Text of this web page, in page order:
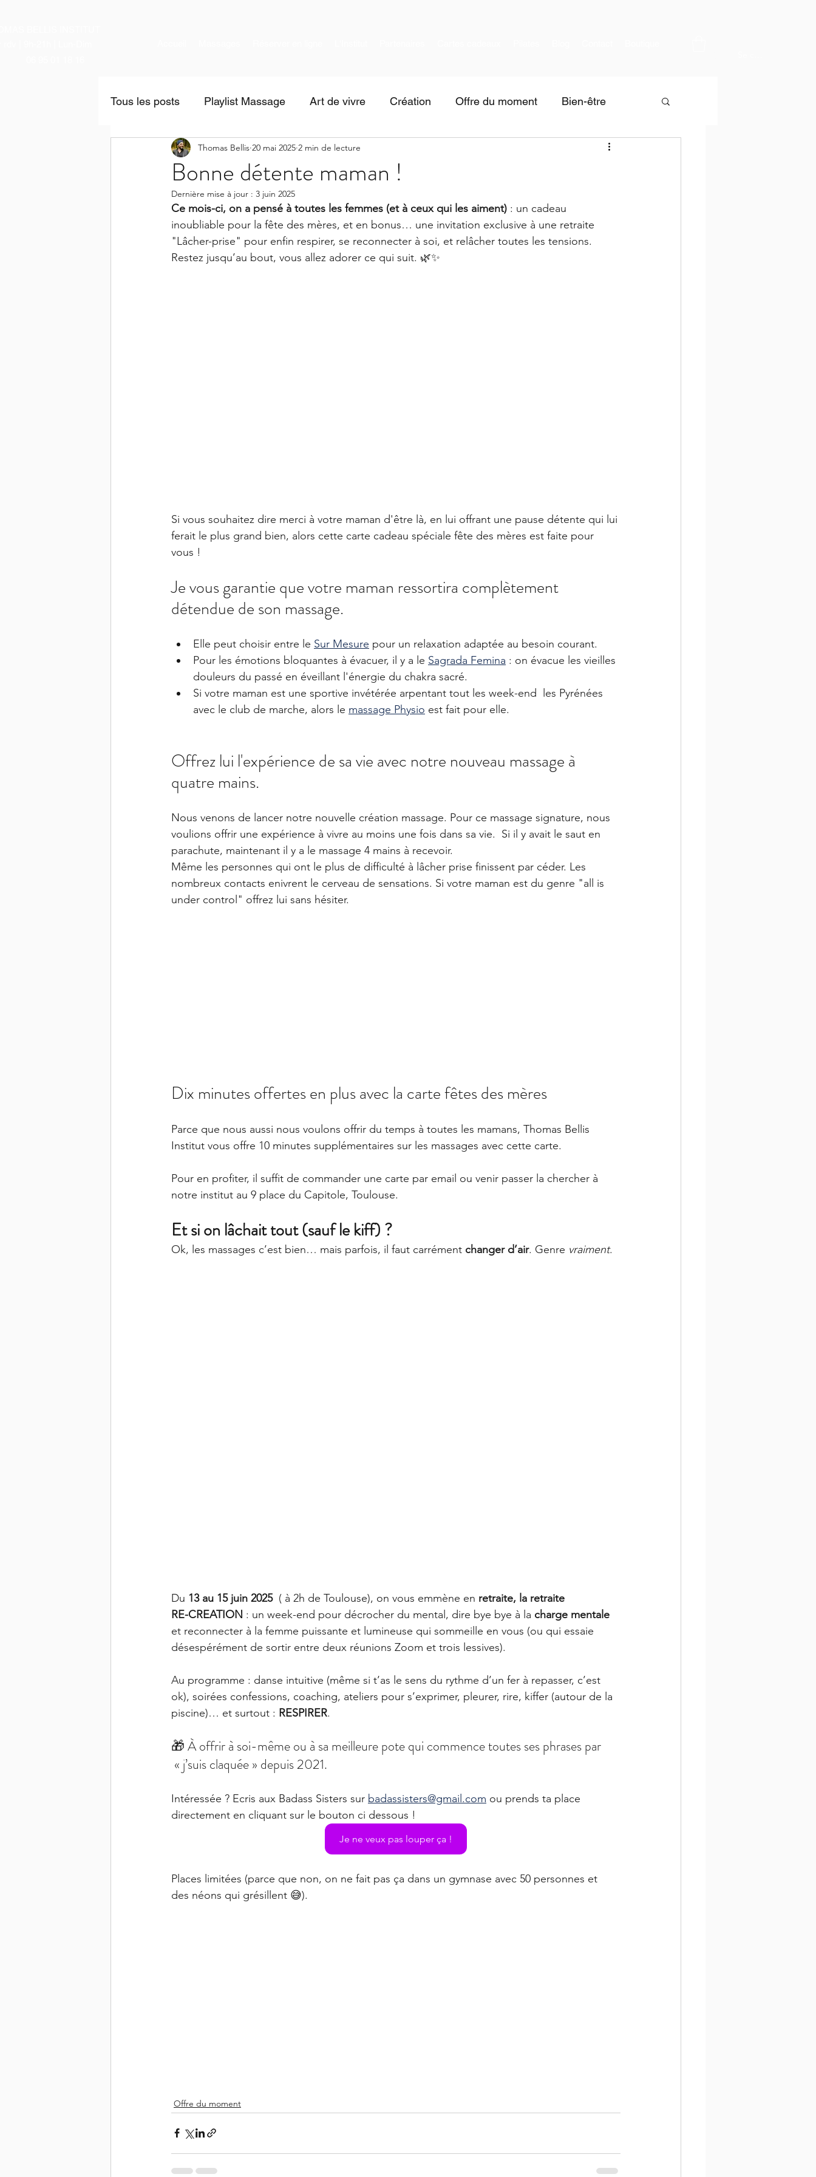
Tous les posts Playlist Massage Art de vivre Création Offre du moment Bien-être
Bonne détente maman !
Thomas Bellis 20 mai 2025 2 min de lecture
Dernière mise à jour : 3 juin 2025
Ce mois-ci, on a pensé à toutes les femmes (et à ceux qui les aiment) : un cadeau
inoubliable pour la fête des mères, et en bonus… une invitation exclusive à une retraite
"Lâcher-prise" pour enfin respirer, se reconnecter à soi, et relâcher toutes les tensions.
Restez jusqu’au bout, vous allez adorer ce qui suit. 🌿✨
Si vous souhaitez dire merci à votre maman d'être là, en lui offrant une pause détente qui lui
ferait le plus grand bien, alors cette carte cadeau spéciale fête des mères est faite pour
vous !
Je vous garantie que votre maman ressortira complètement
détendue de son massage.
Elle peut choisir entre le Sur Mesure pour un relaxation adaptée au besoin courant.
Pour les émotions bloquantes à évacuer, il y a le Sagrada Femina : on évacue les vieilles
douleurs du passé en éveillant l'énergie du chakra sacré.
Si votre maman est une sportive invétérée arpentant tout les week-end  les Pyrénées
avec le club de marche, alors le massage Physio est fait pour elle.
Offrez lui l'expérience de sa vie avec notre nouveau massage à
quatre mains.
Nous venons de lancer notre nouvelle création massage. Pour ce massage signature, nous
voulions offrir une expérience à vivre au moins une fois dans sa vie.  Si il y avait le saut en
parachute, maintenant il y a le massage 4 mains à recevoir.
Même les personnes qui ont le plus de difficulté à lâcher prise finissent par céder. Les
nombreux contacts enivrent le cerveau de sensations. Si votre maman est du genre "all is
under control" offrez lui sans hésiter.
Dix minutes offertes en plus avec la carte fêtes des mères
Parce que nous aussi nous voulons offrir du temps à toutes les mamans, Thomas Bellis
Institut vous offre 10 minutes supplémentaires sur les massages avec cette carte.
Pour en profiter, il suffit de commander une carte par email ou venir passer la chercher à
notre institut au 9 place du Capitole, Toulouse.
Et si on lâchait tout (sauf le kiff) ?
Ok, les massages c’est bien… mais parfois, il faut carrément changer d’air. Genre vraiment.
Du 13 au 15 juin 2025 ( à 2h de Toulouse), on vous emmène en retraite, la retraite
RE-CREATION : un week-end pour décrocher du mental, dire bye bye à la charge mentale
et reconnecter à la femme puissante et lumineuse qui sommeille en vous (ou qui essaie
désespérément de sortir entre deux réunions Zoom et trois lessives).
Au programme : danse intuitive (même si t’as le sens du rythme d’un fer à repasser, c’est
ok), soirées confessions, coaching, ateliers pour s’exprimer, pleurer, rire, kiffer (autour de la
piscine)… et surtout : RESPIRER.
🎁 À offrir à soi-même ou à sa meilleure pote qui commence toutes ses phrases par
« j’suis claquée » depuis 2021.
Intéressée ? Ecris aux Badass Sisters sur badassisters@gmail.com ou prends ta place
directement en cliquant sur le bouton ci dessous !
Je ne veux pas louper ça !
Places limitées (parce que non, on ne fait pas ça dans un gymnase avec 50 personnes et
des néons qui grésillent 😅).
Offre du moment